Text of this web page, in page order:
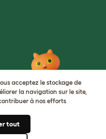
acceptez le stockage de
la navigation sur le site,
à nos efforts
tout